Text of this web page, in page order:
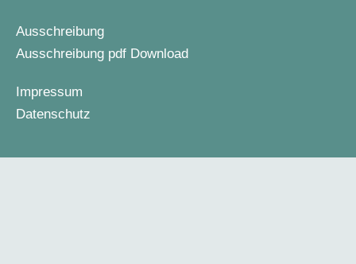
Ausschreibung
Ausschreibung pdf Download
Impressum
Datenschutz